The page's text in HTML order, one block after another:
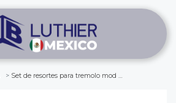
Set de resortes para tremolo mod sp